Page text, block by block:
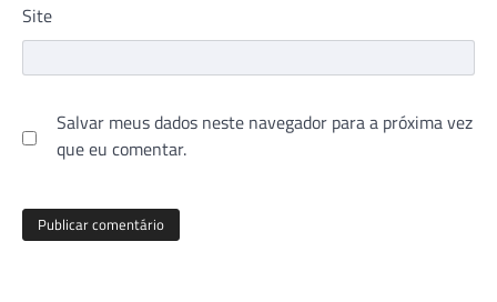
Site
Salvar meus dados neste navegador para a próxima vez
que eu comentar.